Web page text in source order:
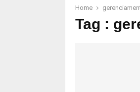
Home
Tag :